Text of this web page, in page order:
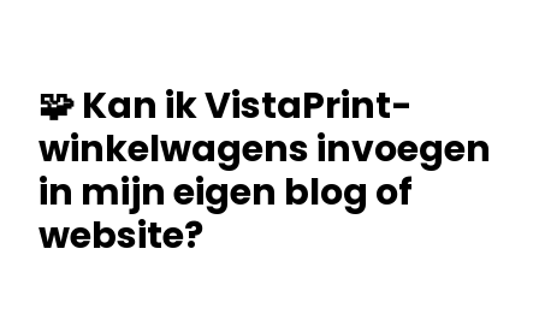
🧩 Kan ik VistaPrint-
winkelwagens invoegen
in mijn eigen blog of
website?